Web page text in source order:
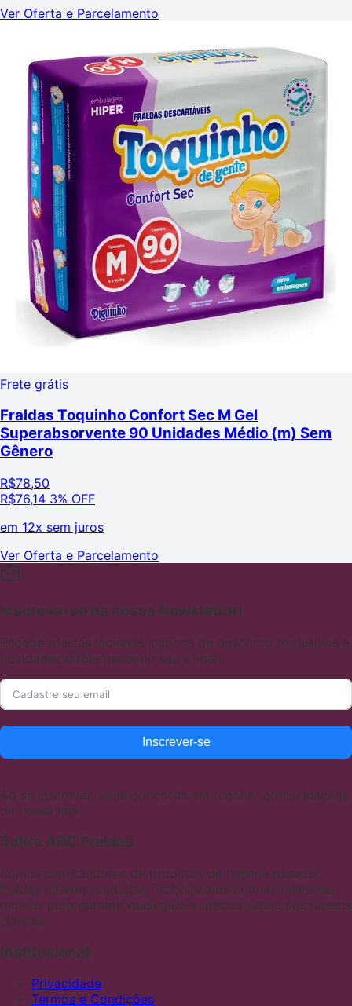
Ver Oferta e Parcelamento
Frete grátis
Fraldas Toquinho Confort Sec M Gel
Superabsorvente 90 Unidades Médio (m) Sem
Gênero
R$78,50
R$76,14 3% OFF
em 12x sem juros
Ver Oferta e Parcelamento
Inscreva-se na nossa Newsletter!
Receba ofertas incríveis, cupons de desconto exclusivos e
novidades diretamente no seu e-mail.
Inscrever-se
Ao se inscrever, você concorda em receber comunicações
de nossa loja.
Sobre ABC Fraldas
Somos distribuidores de produtos de higiene pessoal,
fraldas infantis e adultas. Trabalhamos com as melhores
marcas para garantir qualidade e preços justos aos nossos
clientes
Institucional
Privacidade
Termos e Condições